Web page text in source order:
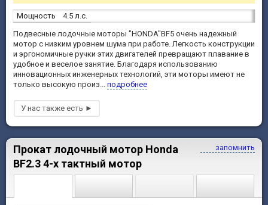
Мощность
4.5 л.с.
Подвесные лодочные моторы "HONDA"BF5 очень надежный
мотор с низким уровнем шума при работе. Легкость конструкции
и эргономичные ручки этих двигателей превращают плавание в
удобное и веселое занятие. Благодаря использованию
инновационных инженерных технологий, эти моторы имеют не
только высокую произ... подробнее
запомнить
Прокат лодочный мотор Honda
BF2.3 4-х тактный мотор